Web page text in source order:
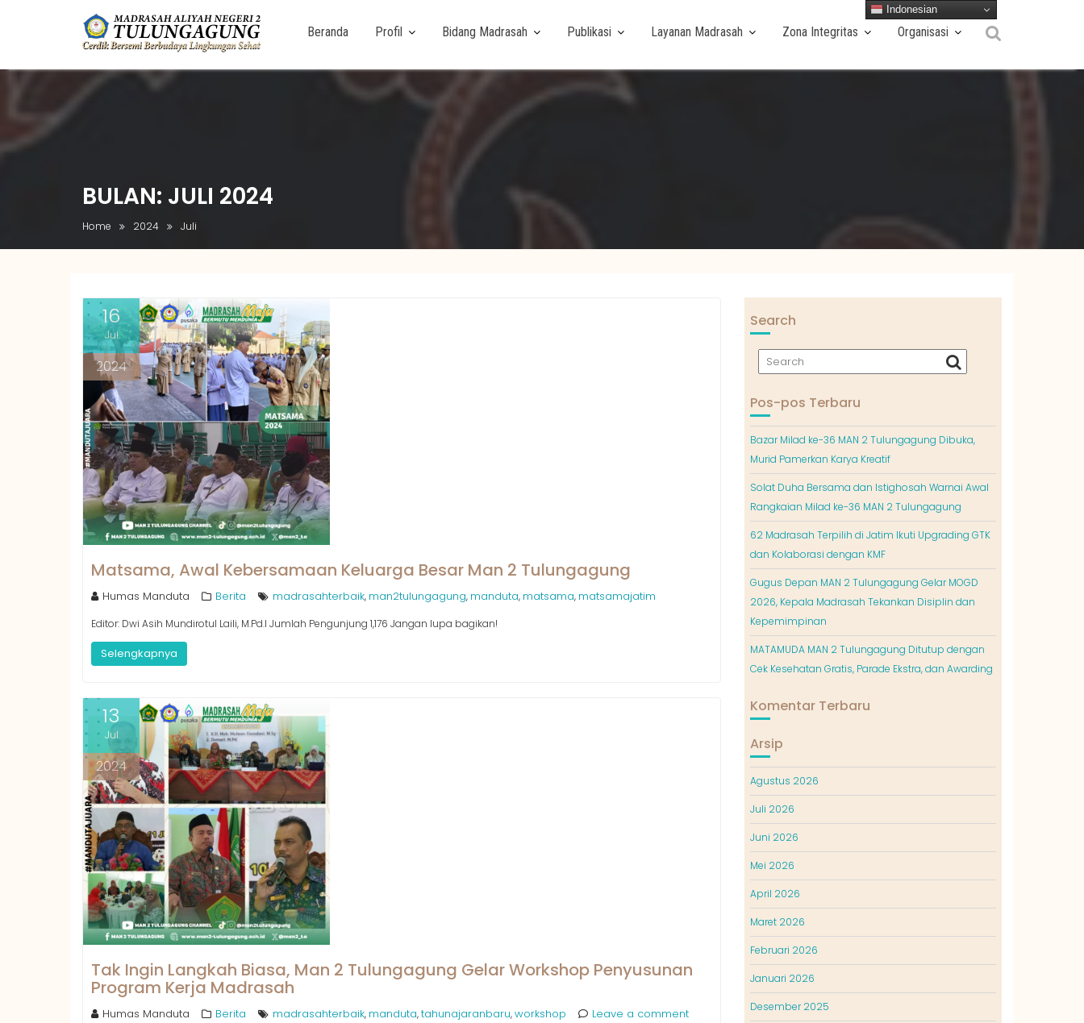
content
Beranda Profil Bidang Madrasah Publikasi Layanan Madrasah Zona Integritas Organisasi
BULAN: JULI 2024
Home 2024 Juli
16
Jul
2024
Matsama, Awal Kebersamaan Keluarga Besar Man 2 Tulungagung
Humas Manduta Berita madrasahterbaik, man2tulungagung, manduta, matsama, matsamajatim
Editor: Dwi Asih Mundirotul Laili, M.Pd.I Jumlah Pengunjung 1,176 Jangan lupa bagikan!
Selengkapnya
13
Jul
2024
Tak Ingin Langkah Biasa, Man 2 Tulungagung Gelar Workshop Penyusunan
Program Kerja Madrasah
Humas Manduta Berita madrasahterbaik, manduta,tahunajaranbaru,workshop Leave a comment
Search
Pos-pos Terbaru
Bazar Milad ke-36 MAN 2 Tulungagung Dibuka,
Murid Pamerkan Karya Kreatif
Solat Duha Bersama dan Istighosah Warnai Awal
Rangkaian Milad ke-36 MAN 2 Tulungagung
62 Madrasah Terpilih di Jatim Ikuti Upgrading GTK
dan Kolaborasi dengan KMF
Gugus Depan MAN 2 Tulungagung Gelar MOGD
2026, Kepala Madrasah Tekankan Disiplin dan
Kepemimpinan
MATAMUDA MAN 2 Tulungagung Ditutup dengan
Cek Kesehatan Gratis, Parade Ekstra, dan Awarding
Komentar Terbaru
Arsip
Agustus 2026
Juli 2026
Juni 2026
Mei 2026
April 2026
Maret 2026
Februari 2026
Januari 2026
Desember 2025
Indonesian